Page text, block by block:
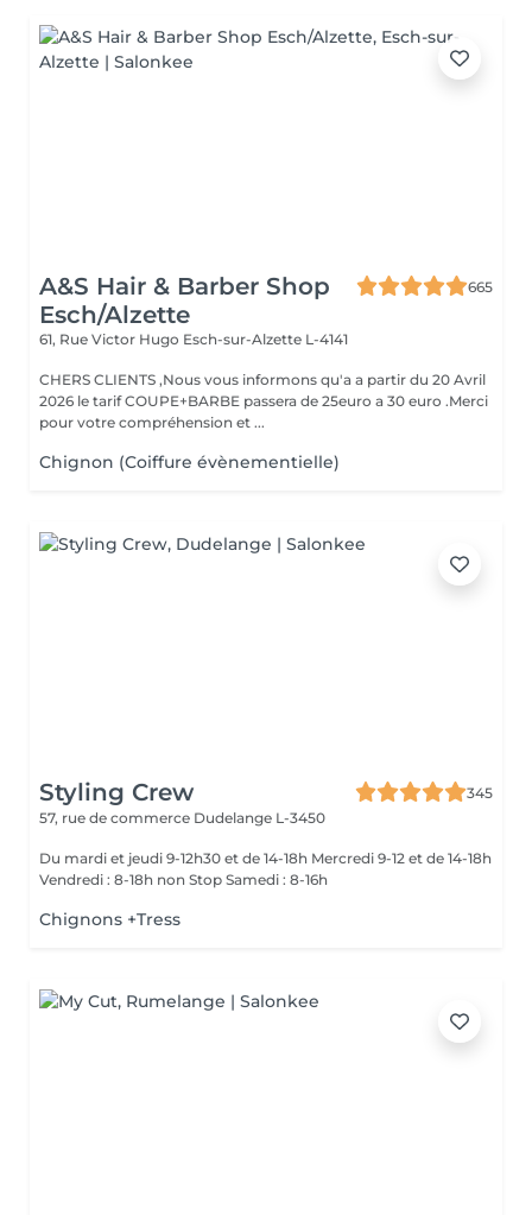
A&S Hair & Barber Shop
Esch/Alzette
665
61, Rue Victor Hugo Esch-sur-Alzette L-4141
CHERS CLIENTS ,Nous vous informons qu'a a partir du 20 Avril
2026 le tarif COUPE+BARBE passera de 25euro a 30 euro .Merci
pour votre compréhension et ...
Chignon (Coiffure évènementielle)
Styling Crew
345
57, rue de commerce Dudelange L-3450
Du mardi et jeudi 9-12h30 et de 14-18h Mercredi 9-12 et de 14-18h
Vendredi : 8-18h non Stop Samedi : 8-16h
Chignons +Tress